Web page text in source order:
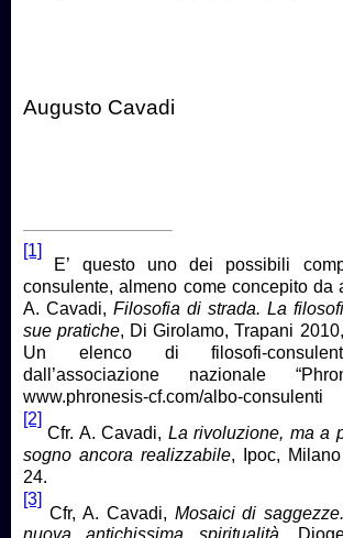
Augusto Cavadi
[1]
E’ questo uno dei possibili
consulente, almeno come concepito da
A. Cavadi, Filosofia di strada. La
sue pratiche, Di Girolamo, Trapani
Un elenco di filosofi-
dall’associazione nazionale
www.phronesis-cf.com/albo-consulenti
[2]
Cfr. A. Cavadi, La rivoluzione, ma a
sogno ancora realizzabile, Ipoc,
24.
[3]
Cfr, A. Cavadi, Mosaici di